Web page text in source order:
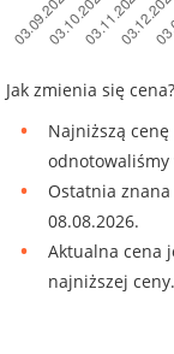
Jak zmienia się cena?
Najniższą
Ostatnia znana
08.08.2026.
Aktualna cena
najniższej ceny.